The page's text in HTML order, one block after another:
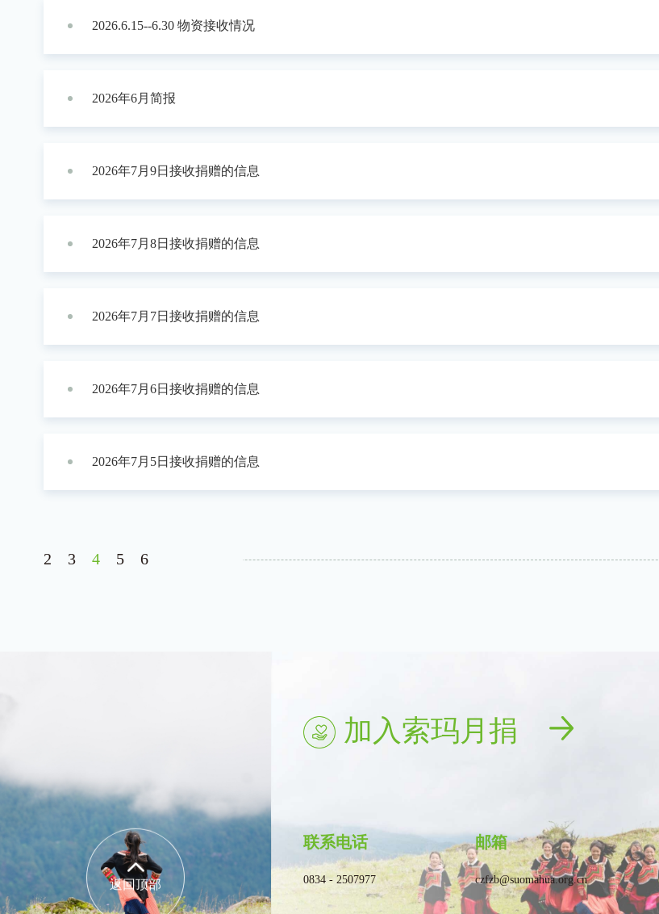
2026.6.15--6.30 物资接收情况
2026年6月简报
2026年7月9日接收捐赠的信息
2026年7月8日接收捐赠的信息
2026年7月7日接收捐赠的信息
2026年7月6日接收捐赠的信息
2026年7月5日接收捐赠的信息
2 3 4 5 6
返回顶部
加入索玛月捐
联系电话
0834 - 2507977
邮箱
czfzb@suomahua.org.cn